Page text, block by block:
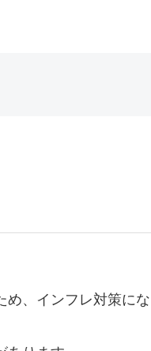
め、インフレ対策にな